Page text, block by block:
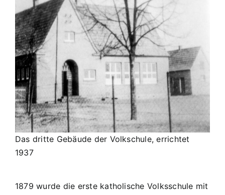
Das dritte Gebäude der Volkschule, errichtet
1937
1879 wurde die erste katholische Volksschule mit